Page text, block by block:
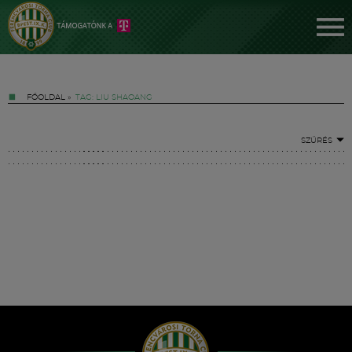
FŐOLDAL » TAG: LIU SHAOANG
SZŰRÉS
Hírek